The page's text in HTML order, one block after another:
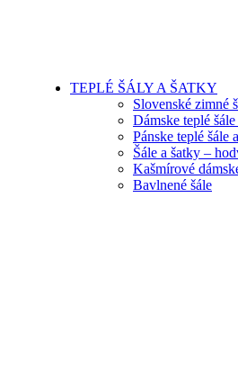
TEPLÉ ŠÁLY A ŠATKY
Slovenské zimné
Dámske teplé
Pánske teplé šále
Šále a šatky –
Kašmírové
Bavlnené šále